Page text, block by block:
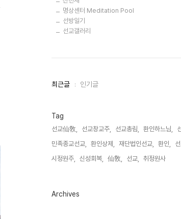
명상센터 Meditation Pool
선방일기
선교갤러리
최
인
글
최근글 인기글
Tag
선교仙敎, 선교창교주, 선교총림, 환인하느님,
민족종교선교,
환인상제, 재단법인선교, 환인,
시정원주,
신성회복, 仙敎, 선교, 취정원사,
Archives